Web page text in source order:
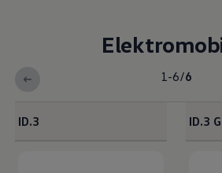
1-6/6
ID.3 ID.3